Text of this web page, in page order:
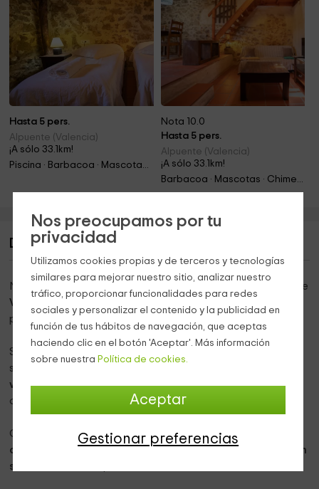
Nos preocupamos por tu
privacidad
Utilizamos cookies propias y de terceros y tecnologías
similares para mejorar nuestro sitio, analizar nuestro
tráfico, proporcionar funcionalidades para redes
sociales y personalizar el contenido y la publicidad en
función de tus hábitos de navegación, que aceptas
haciendo clic en el botón 'Aceptar'. Más información
sobre nuestra Política de cookies.
Aceptar
Gestionar preferencias
Hasta 5 pers.
Alpuente (Valencia)
¡A sólo 33.1km!
Piscina · Barbacoa · Mascotas · Chimenea · Jacuzzi
Nota 10.0
Hasta 5 pers.
Alpuente (Valencia)
¡A sólo 33.1km!
Barbacoa · Mascotas · Chimenea · Jacuzzi
Descripción de Los Cinglos
Nuestro alojamiento se encuentra dentro de la provincia de
Valencia
población de
Se trata de
sentirás como en casa,
vacacionesen unos espacios completos y con todo tipo
de comodidades.
Cada vivienda se alquila por separado, con una
capacidad de 4 personas,
ampliable mediante un
sofá cama